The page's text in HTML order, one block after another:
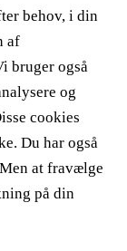
behov, i din
af
bruger også
og
cookies
Du har også
at fravælge
på din